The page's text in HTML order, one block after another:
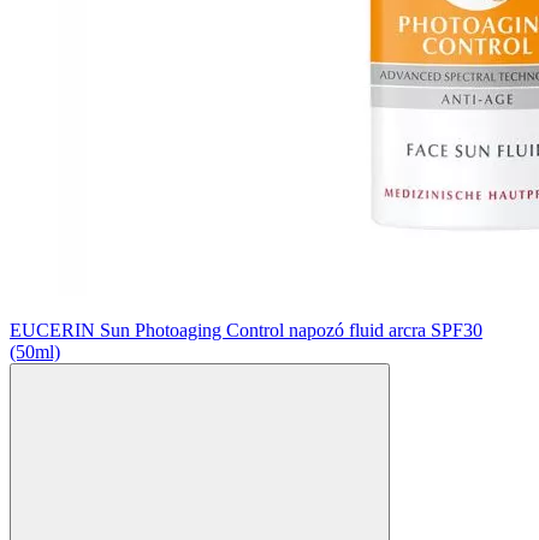
EUCERIN Sun Photoaging Control napozó fluid arcra SPF30
(50ml)